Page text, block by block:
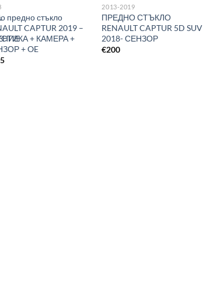
предно стъкло
CAPTUR 2019 –
+ КАМЕРА +
+ OE
2013-2019
ПРЕДНО СТЪКЛО
RENAULT CAPTUR 5D SUV
2018- СЕНЗОР
€200